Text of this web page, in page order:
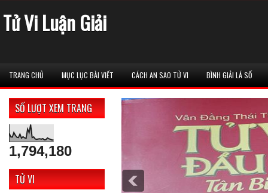
Tử Vi Luận Giải
TRANG CHỦ MỤC LỤC BÀI VIẾT CÁCH AN SAO TỬ VI BÌNH GIẢI LÁ SỐ
SỐ LƯỢT XEM TRANG
1,794,180
TỬ VI